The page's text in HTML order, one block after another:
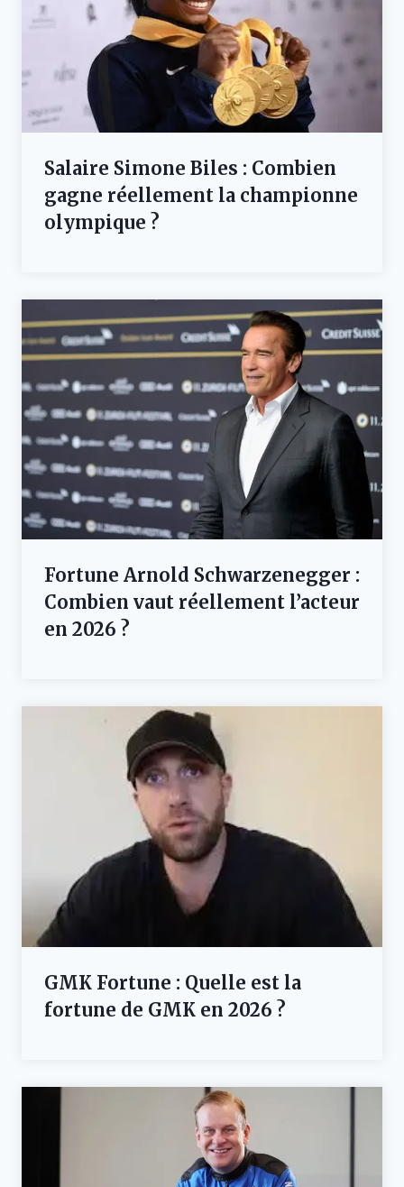
Salaire Simone Biles : Combien
gagne réellement la championne
olympique ?
Fortune Arnold Schwarzenegger :
Combien vaut réellement l’acteur
en 2026 ?
GMK Fortune : Quelle est la
fortune de GMK en 2026 ?